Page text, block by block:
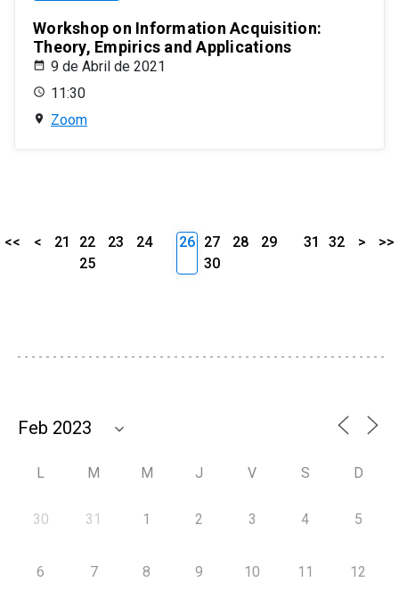
Workshop on Information Acquisition:
Theory, Empirics and Applications
9 de Abril de 2021
11:30
Zoom
<< < 21 22 23
24
25
26 27 28
29
30
31 32 > >>
L M M J V S D
30 31 1 2 3 4 5
6 7 8 9 10 11 12